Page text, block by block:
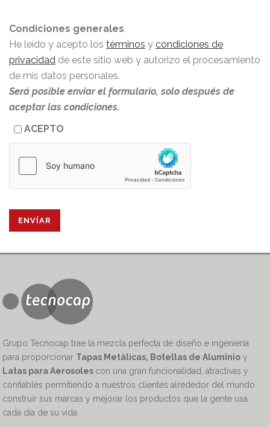
Condiciones generales
He leído y acepto los términos y condiciones de
privacidad de este sitio web y autorizo el procesamiento
de mis datos personales.
Será posible enviar el formulario, solo después de
aceptar las condiciones.
ACEPTO
Grupo Tecnocap trae la mezcla perfecta de diseño e ingeniería
para proporcionar Tapas Metálicas, Botellas de Aluminio y
Latas para Aerosoles con una gran funcionalidad, atractivas y
confiables permitiendo a nuestros clientes alrededor del mundo
construir sus marcas y mejorar los productos que la gente usa
cada día de su vida.